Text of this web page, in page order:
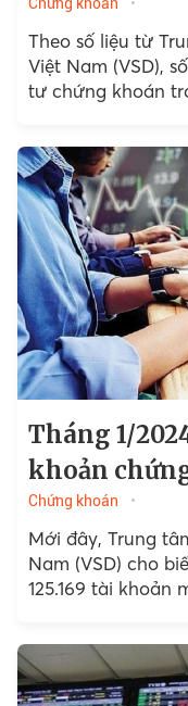
Theo số liệu từ
Việt Nam (VSD),
tư chứng khoán
Tháng 1/
khoản
Chứng khoán
Mới đây, Trung
Nam (VSD) cho
125.169 tài